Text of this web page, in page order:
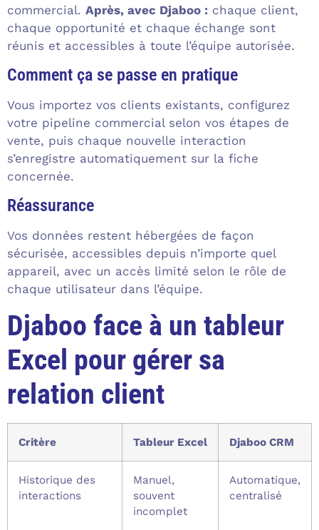
commercial. Après, avec Djaboo : chaque client,
chaque opportunité et chaque échange sont
réunis et accessibles à toute l’équipe autorisée.
Comment ça se passe en pratique
Vous importez vos clients existants, configurez
votre pipeline commercial selon vos étapes de
vente, puis chaque nouvelle interaction
s’enregistre automatiquement sur la fiche
concernée.
Réassurance
Vos données restent hébergées de façon
sécurisée, accessibles depuis n’importe quel
appareil, avec un accès limité selon le rôle de
chaque utilisateur dans l’équipe.
Djaboo face à un tableur
Excel pour gérer sa
relation client
Critère Tableur Excel Djaboo CRM
Historique des
interactions
Manuel,
souvent
incomplet
Automatique,
centralisé